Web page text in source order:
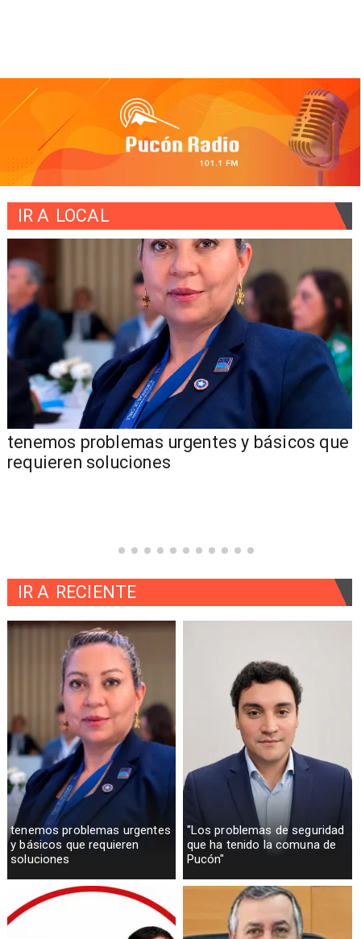
IR A LOCAL
"Los problemas de seguridad que ha tenido
la comuna de Pucón"
tenemos problemas urgentes
y básicos que requieren
soluciones
"Los problemas de seguridad
que ha tenido la comuna de
Pucón"
IR A RECIENTE